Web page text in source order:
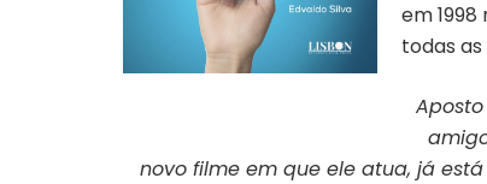
em
todas
novo filme em que ele atua, já